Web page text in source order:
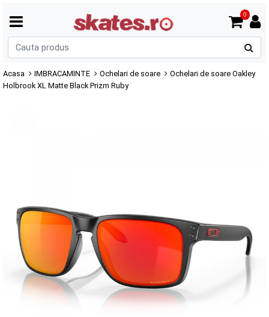
0
Acasa IMBRACAMINTE Ochelari de soare
Ochelari de soare Oakley
Holbrook XL Matte Black Prizm Ruby